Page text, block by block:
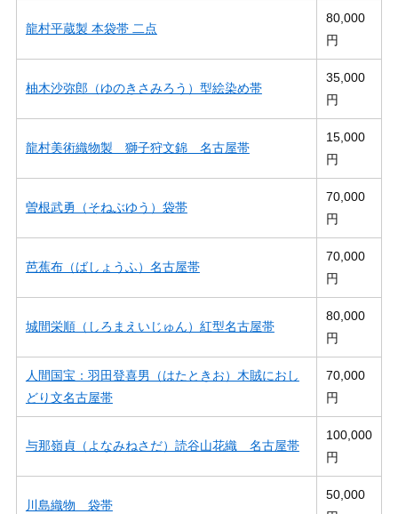
龍村平蔵製 本袋帯 二点
80,000
円
柚木沙弥郎（ゆのきさみろう）型絵染め帯
35,000
円
龍村美術織物製 獅子狩文錦 名古屋帯
15,000
円
曽根武勇（そねぶゆう）袋帯
70,000
円
芭蕉布（ばしょうふ）名古屋帯
70,000
円
城間栄順（しろまえいじゅん）紅型名古屋帯
80,000
円
人間国宝：羽田登喜男（はたときお）木賊におし
どり文名古屋帯
70,000
円
与那嶺貞（よなみねさだ）読谷山花織 名古屋帯
100,000
円
川島織物 袋帯
50,000